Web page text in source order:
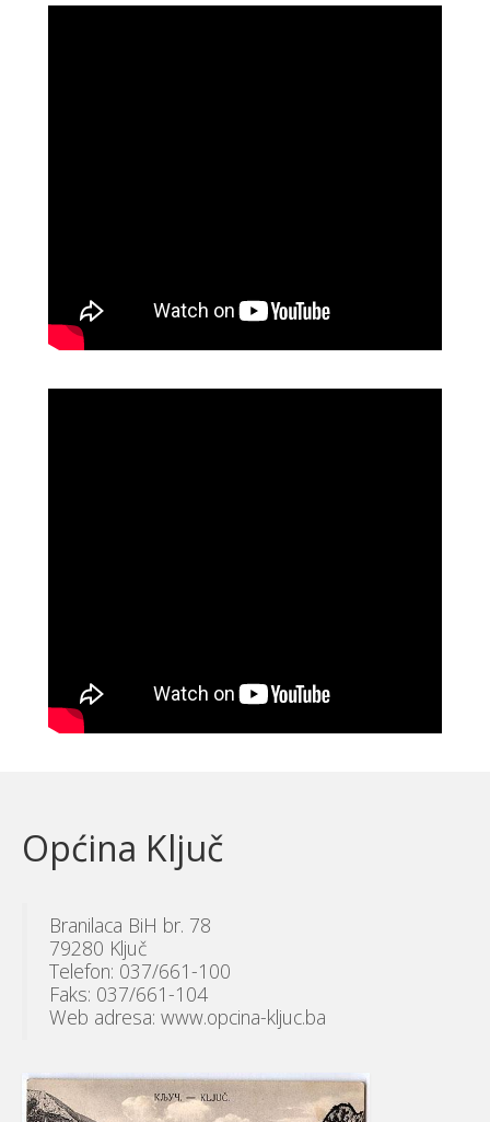
Općina Ključ
Branilaca BiH br. 78
79280 Ključ
Telefon: 037/661-100
Faks: 037/661-104
Web adresa: www.opcina-kljuc.ba